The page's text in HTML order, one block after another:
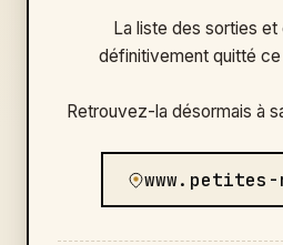
La liste des sorties et
définitivement quitté
Retrouvez-la désormais à